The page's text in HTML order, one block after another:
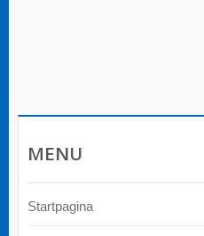
MENU
Startpagina